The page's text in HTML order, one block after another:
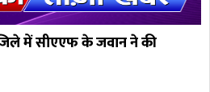
में सीएएफ के जवान ने की